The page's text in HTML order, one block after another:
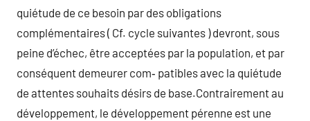
quiétude de ce besoin par des obligations
complémentaires ( Cf. cycle suivantes ) devront, sous
peine d’échec, être acceptées par la population, et par
conséquent demeurer com‑ patibles avec la quiétude
de attentes souhaits désirs de base.Contrairement au
développement, le développement pérenne est une